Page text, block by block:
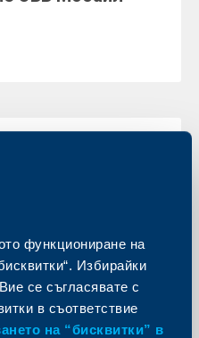
функциониране на
Избирайки
се съгласявате с
в съответствие
на “бисквитки” в